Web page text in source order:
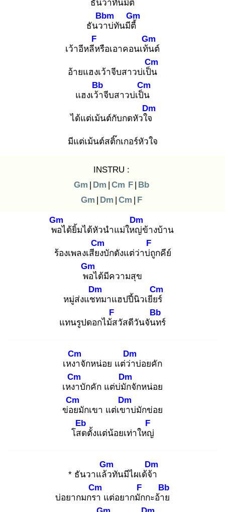
ธันวาทันมีตี้
ธันวา
Bbm
บ่ทันมีตี้
Gm
เว้าอีหลีห
F
รือเอาคอนเท้น
Gm
ต์
อ้ายแฮงเว้าจีบสาวบ่เป็น
Cm
แฮงเว้า
Bb
จีบสาวบ่เป็น
Cm
ได้แต่เม้นต์กับกดหัวใจ
Dm
มีแต่เม้นต์สติ๊กเกอร์หัวใจ
INSTRU :
Gm | Dm | Cm F | Bb
Gm | Dm | Cm | F
พอ
Gm
ได้ยิ้มได้หัวนำแม่ใหญ่
Dm
ข้างบ้าน
ร้องเพลงเสียง
Cm
บักดังแต่ว่าบ่ถู
F
กคีย์
พอ
Gm
ได้มีความสุข
หมู่ส่งแชท
Dm
มาแฮปปี้นิวเยียร์
Cm
แทนรูปดอกไม้ส
F
วัสดีวันจันท
Bb
ร์
เหงา
Cm
จักหน่อย แต่ว่า
Dm
บ่อยคัก
เหงา
Cm
บักคัก แต่บ่มัก
Dm
จักหน่อย
ข่อย
Cm
มักเขา แต่เขา
Dm
บ่มักข่อย
โสด
Eb
ตั้งแต่น้อยเท่าใหญ่
F
* ธันวาแล้ว
Gm
ทันมีไผเด้จ้า
Dm
บ่อยากมกรา
Cm
แต่อยากมัก
F
กะอ้าย
Bb